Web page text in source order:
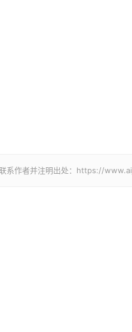
系作者并注明出处：https://